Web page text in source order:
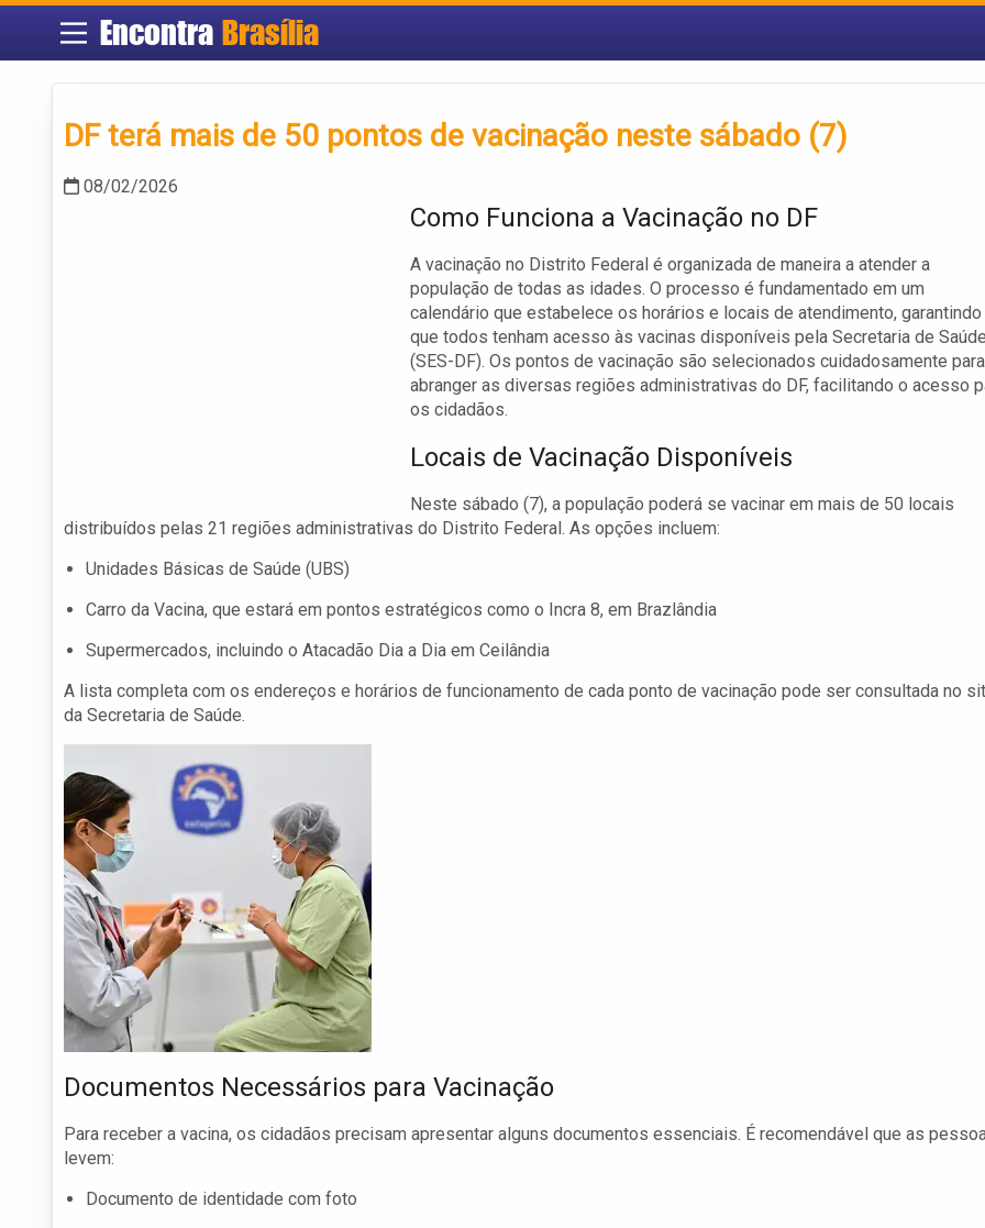
Encontra Brasília
DF terá mais de 50 pontos de vacinação neste sábado (7)
08/02/2026
Como Funciona a Vacinação no DF
A vacinação no Distrito Federal é organizada de maneira a atender a
população de todas as idades. O processo é fundamentado em um
calendário que estabelece os horários e locais de atendimento, garantindo
que todos tenham acesso às vacinas disponíveis pela Secretaria de
(SES-DF). Os pontos de vacinação são selecionados cuidadosamente para
abranger as diversas regiões administrativas do DF, facilitando o acesso
os cidadãos.
Locais de Vacinação Disponíveis
Neste sábado (7), a população poderá se vacinar em mais de 50 locais
distribuídos pelas 21 regiões administrativas do Distrito Federal. As opções incluem:
Unidades Básicas de Saúde (UBS)
Carro da Vacina, que estará em pontos estratégicos como o Incra 8, em Brazlândia
Supermercados, incluindo o Atacadão Dia a Dia em Ceilândia
A lista completa com os endereços e horários de funcionamento de cada ponto de vacinação pode ser consultada no
da Secretaria de Saúde.
Documentos Necessários para Vacinação
Para receber a vacina, os cidadãos precisam apresentar alguns documentos essenciais. É recomendável que as
levem:
Documento de identidade com foto